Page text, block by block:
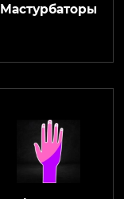
Мастурбаторы